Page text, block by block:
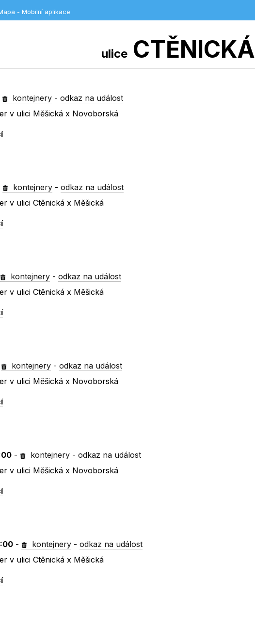
- Mobilní aplikace
uliceCTĚNICKÁ
kontejnery -odkaz na událost
v ulici Měšická x Novoborská
kontejnery -odkaz na událost
v ulici Ctěnická x Měšická
kontejnery -odkaz na událost
v ulici Ctěnická x Měšická
kontejnery -odkaz na událost
v ulici Měšická x Novoborská
- kontejnery -odkaz na událost
v ulici Měšická x Novoborská
- kontejnery -odkaz na událost
v ulici Ctěnická x Měšická